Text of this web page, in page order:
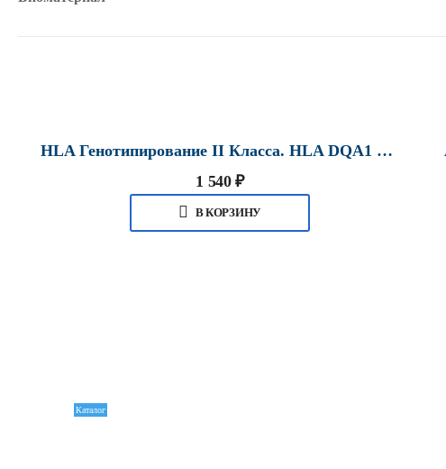
HLA Генотипирование II Класса. HLA DQA1 В Хабаровске
1 540 ₽
В КОРЗИНУ
Каталог